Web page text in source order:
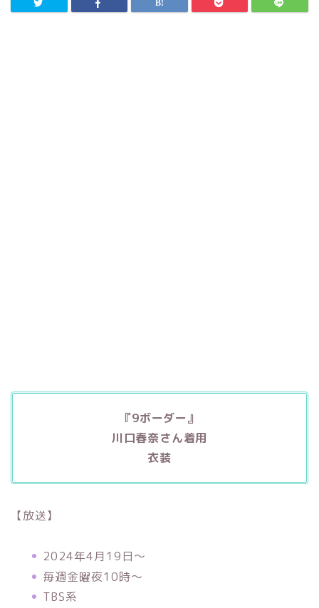
『9ボーダー』
川口春奈さん着用
衣装
【放送】
2024年4月19日～
毎週金曜夜10時～
TBS系